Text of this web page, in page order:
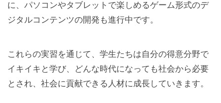
に、パソコンやタブレットで楽しめるゲーム形式のデ
ジタルコンテンツの開発も進行中です。
これらの実習を通じて、学生たちは自分の得意分野で
イキイキと学び、どんな時代になっても社会から必要
とされ、社会に貢献できる人材に成長していきます。